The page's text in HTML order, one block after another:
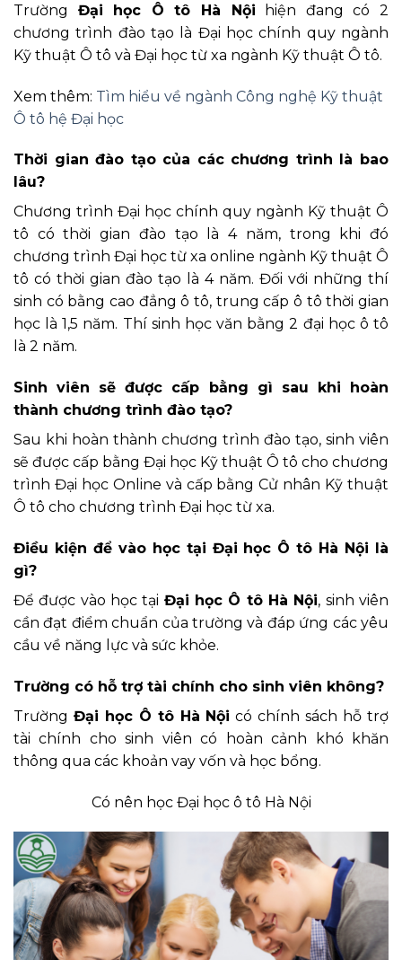
Trường Đại học Ô tô Hà Nội hiện đang có 2
chương trình đào tạo là Đại học chính quy ngành
Kỹ thuật Ô tô và Đại học từ xa ngành Kỹ thuật Ô tô.
Xem thêm: Tìm hiểu về ngành Công nghệ Kỹ thuật
Ô tô hệ Đại học
Thời gian đào tạo của các chương trình là bao
lâu?
Chương trình Đại học chính quy ngành Kỹ thuật Ô
tô có thời gian đào tạo là 4 năm, trong khi đó
chương trình Đại học từ xa online ngành Kỹ thuật Ô
tô có thời gian đào tạo là 4 năm. Đối với những thí
sinh có bằng cao đẳng ô tô, trung cấp ô tô thời gian
học là 1,5 năm. Thí sinh học văn bằng 2 đại học ô tô
là 2 năm.
Sinh viên sẽ được cấp bằng gì sau khi hoàn
thành chương trình đào tạo?
Sau khi hoàn thành chương trình đào tạo, sinh viên
sẽ được cấp bằng Đại học Kỹ thuật Ô tô cho chương
trình Đại học Online và cấp bằng Cử nhân Kỹ thuật
Ô tô cho chương trình Đại học từ xa.
Điều kiện để vào học tại Đại học Ô tô Hà Nội là
gì?
Để được vào học tại Đại học Ô tô Hà Nội, sinh viên
cần đạt điểm chuẩn của trường và đáp ứng các yêu
cầu về năng lực và sức khỏe.
Trường có hỗ trợ tài chính cho sinh viên không?
Trường Đại học Ô tô Hà Nội có chính sách hỗ trợ
tài chính cho sinh viên có hoàn cảnh khó khăn
thông qua các khoản vay vốn và học bổng.
Có nên học Đại học ô tô Hà Nội